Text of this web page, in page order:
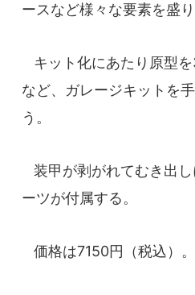
ースなど様々な要素を盛
キット化にあたり原型
など、ガレージキットを
う。
装甲が剥がれてむき出
ーツが付属する。
価格は7150円（税込）。